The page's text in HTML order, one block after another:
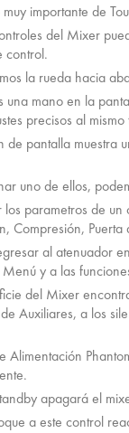
importante de
del Mixer
control.
la rueda hacia
una mano en la
precisos al mismo
de pantalla muestra
uno de ellos,
los parametros de
Compresión,
al atenuador
y a las
del Mixer
Auxiliares, a los
Alimentación
apagará el
a este control